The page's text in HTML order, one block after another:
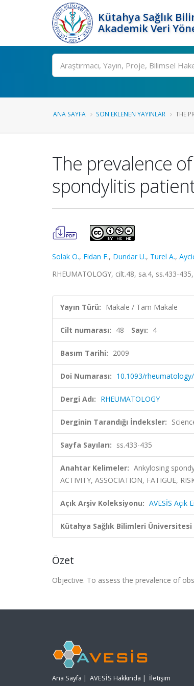
Kütahya Sağlık
Akademik Veri
Ara
ANA SAYFA SON EKLENEN YAYINLAR THE
The prevalence
spondylitis
Solak O., Fidan F., Dundar U., Turel A.,
RHEUMATOLOGY, cilt.48, sa.4, ss.433-
Yayın Türü: Makale / Tam Makale
Cilt numarası: 48 Sayı: 4
Basım Tarihi: 2009
Doi Numarası: 10.1093/
Dergi Adı: RHEUMATOLOGY
Derginin Tarandığı İndeksler:
Sayfa Sayıları: ss.433-435
Anahtar Kelimeler: Ankylosing
ACTIVITY, ASSOCIATION, FATIGUE,
Açık Arşiv Koleksiyonu: AVESİS Açık
Kütahya Sağlık Bilimleri
Özet
Objective. To assess the prevalence of
Ana Sayfa | AVESİS Hakkında | İletişim